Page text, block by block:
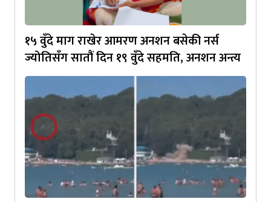
१५ वुँदे माग राखेर आमरण अनशन बसेकी नर्स
ज्योतिसँग सातौं दिन १९ वुँदे सहमति, अनशन अन्त्य